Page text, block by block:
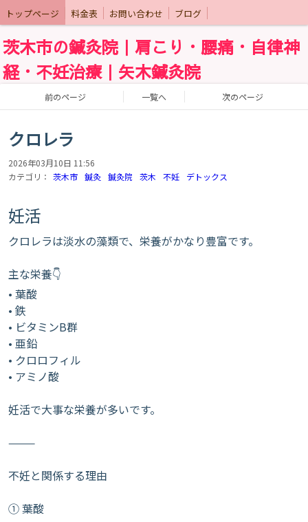
トップページ 料金表 お問い合わせ ブログ
茨木市の鍼灸院｜肩こり・腰痛・自律神
経・不妊治療｜矢木鍼灸院
前のページ 一覧へ 次のページ
クロレラ
2026年03月10日 11:56
カテゴリ： 茨木市 鍼灸 鍼灸院 茨木 不妊 デトックス
妊活
クロレラは淡水の藻類で、栄養がかなり豊富です。
主な栄養👇
• 葉酸
• 鉄
• ビタミンB群
• 亜鉛
• クロロフィル
• アミノ酸
妊活で大事な栄養が多いです。
⸻
不妊と関係する理由
① 葉酸